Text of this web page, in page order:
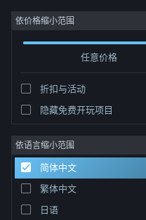
登录
社区
关于
客服
更改语言
依价格缩小范围
任意价格
折扣与活动
隐藏免费开玩项目
依语言缩小范围
简体中文
繁体中文
日语
开发者: Gereon Bartel
排序依据 相关性